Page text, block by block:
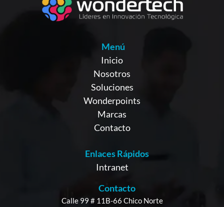
Menú
Inicio
Nosotros
Soluciones
Wonderpoints
Marcas
Contacto
Enlaces Rápidos
Intranet
Contacto
Calle 99 # 11B-66 Chico Norte